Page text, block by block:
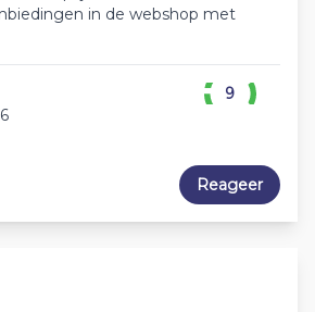
in de webshop met
9
Reageer